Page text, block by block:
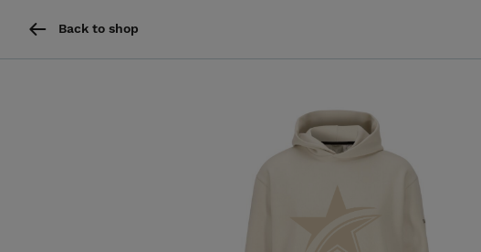
Back to shop